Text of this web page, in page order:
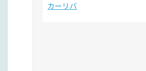
カーリバ